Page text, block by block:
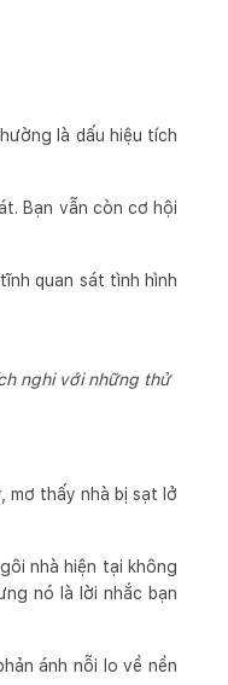
là dấu hiệu tích
Bạn vẫn còn cơ hội
quan sát tình hình
nghi với những thử
mơ thấy nhà bị sạt lở
nhà hiện tại không
nó là lời nhắc bạn
ánh nỗi lo về nền